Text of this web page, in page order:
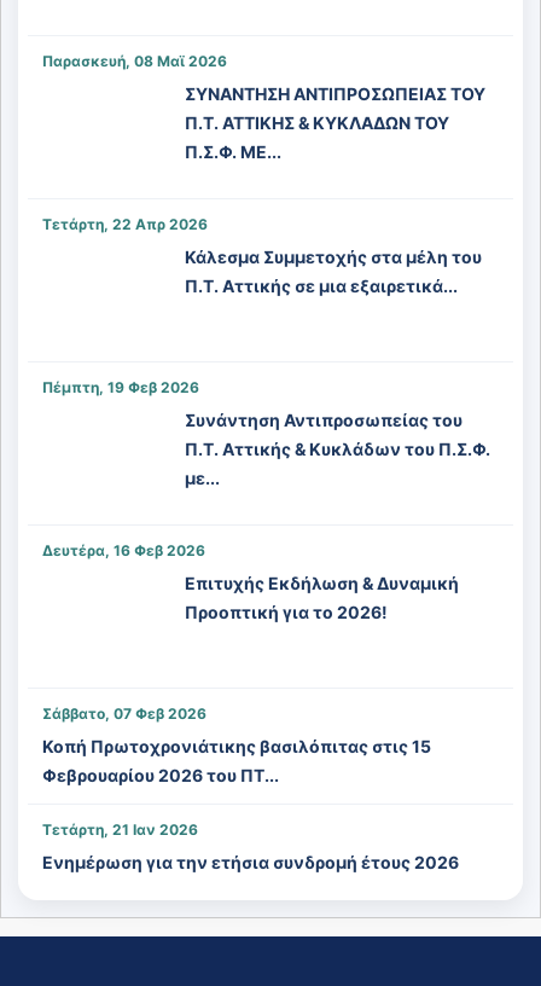
Παρασκευή, 08 Μαϊ 2026
ΣΥΝΑΝΤΗΣΗ ΑΝΤΙΠΡΟΣΩΠΕΙΑΣ ΤΟΥ
Π.Τ. ΑΤΤΙΚΗΣ & ΚΥΚΛΑΔΩΝ ΤΟΥ
Π.Σ.Φ. ΜΕ...
Τετάρτη, 22 Απρ 2026
Κάλεσμα Συμμετοχής στα μέλη του
Π.Τ. Αττικής σε μια εξαιρετικά...
Πέμπτη, 19 Φεβ 2026
Συνάντηση Αντιπροσωπείας του
Π.Τ. Αττικής & Κυκλάδων του Π.Σ.Φ.
με...
Δευτέρα, 16 Φεβ 2026
Επιτυχής Εκδήλωση & Δυναμική
Προοπτική για το 2026!
Σάββατο, 07 Φεβ 2026
Κοπή Πρωτοχρονιάτικης βασιλόπιτας στις 15
Φεβρουαρίου 2026 του ΠΤ...
Τετάρτη, 21 Ιαν 2026
Ενημέρωση για την ετήσια συνδρομή έτους 2026